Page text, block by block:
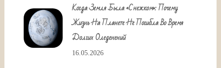
Когда Земля Была «снежком»: Почему
Жизнь На Планете Не Погибла Во Время
Долгих Оледенений
16.05.2026